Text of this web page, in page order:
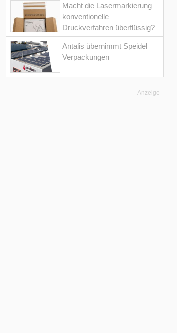
Macht die Lasermarkierung
konventionelle
Druckverfahren überflüssig?
Antalis übernimmt Speidel
Verpackungen
Anzeige